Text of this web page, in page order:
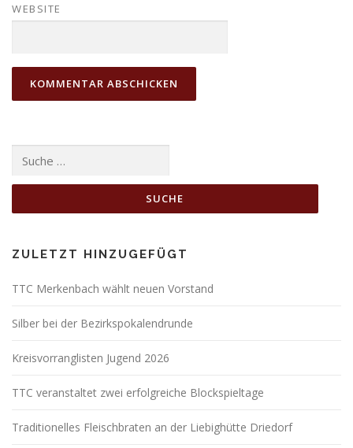
WEBSITE
ZULETZT HINZUGEFÜGT
TTC Merkenbach wählt neuen Vorstand
Silber bei der Bezirkspokalendrunde
Kreisvorranglisten Jugend 2026
TTC veranstaltet zwei erfolgreiche Blockspieltage
Traditionelles Fleischbraten an der Liebighütte Driedorf